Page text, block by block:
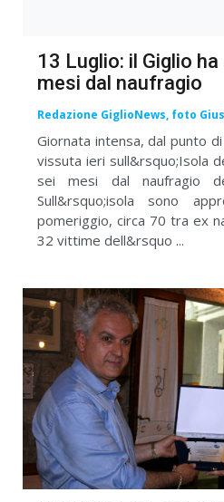
13 Luglio: il Giglio
mesi dal naufragio
Redazione GiglioNews, foto
Giornata intensa, dal punto
vissuta ieri sull&rsquo;Isola
sei mesi dal naufragio
Sull&rsquo;isola sono
pomeriggio, circa 70 tra ex
32 vittime dell&rsquo ...